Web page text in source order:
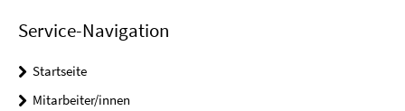
Service-Navigation
Startseite
Mitarbeiter/innen